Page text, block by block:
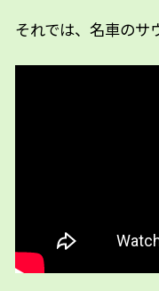
それでは、名車のサ